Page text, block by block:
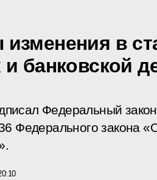
в
и банковской
Федеральный
Федерального закона